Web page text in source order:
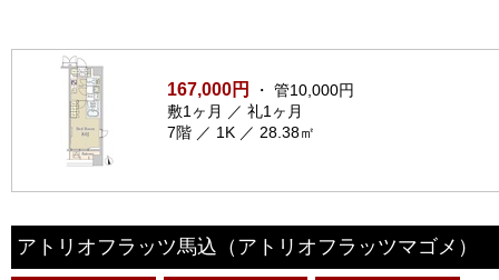
167,000円
・ 管10,000円
敷1ヶ月 ／ 礼1ヶ月
7階 ／ 1K ／ 28.38㎡
アトリオフラッツ馬込 （アトリオフラッツマゴメ）